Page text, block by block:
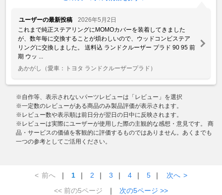
ユーザーの最新投稿
2026年5月2日
これまで純正ステアリングにMOMOカバーを装着してきました
が、数年毎に交換することが煩わしいので、ウッドコンビステア
リングに交換しました。 送料込 ランドクルーザー プラド 90 95 前
期 ウッ ...
あかがし
（愛車：トヨタ ランドクルーザープラド）
※自作等、表示されないパーツレビューは「レビュー」を選択
※一定数のレビューがある商品のみ製品評価が表示されます。
※レビュー数や表示順は前日分が翌日の日中に反映されます。
※レビューは実際にユーザーが使用した際の主観的な感想・意見です。 商
品・サービスの価値を客観的に評価するものではありません。あくまでも
一つの参考としてご活用ください。
< 前へ ｜ 1 ｜ 2 ｜ 3 ｜ 4 ｜ 5 ｜ 次へ >
<< 前の5ページ
｜ 次の5ページ >>